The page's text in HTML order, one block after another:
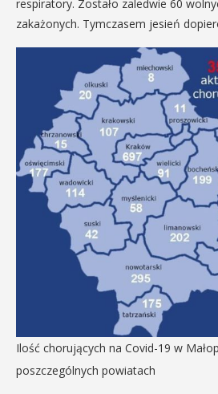
respiratory. Zostało zaledwie 60
zakażonych. Tymczasem jesień
Ilość chorujących na Covid-19 w
poszczególnych powiatach